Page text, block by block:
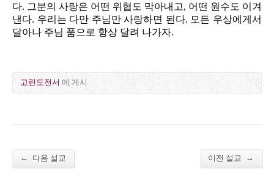
다. 그분의 사랑은 어떤 위협도 막아내고, 어떤 원수도 이겨
낸다. 우리는 다만 주님만 사랑하면 된다. 모든 우상에게서
달아나 주님 품으로 항상 달려 나가자.
고린도전서에 게시
← 다음 설교 이전 설교 →